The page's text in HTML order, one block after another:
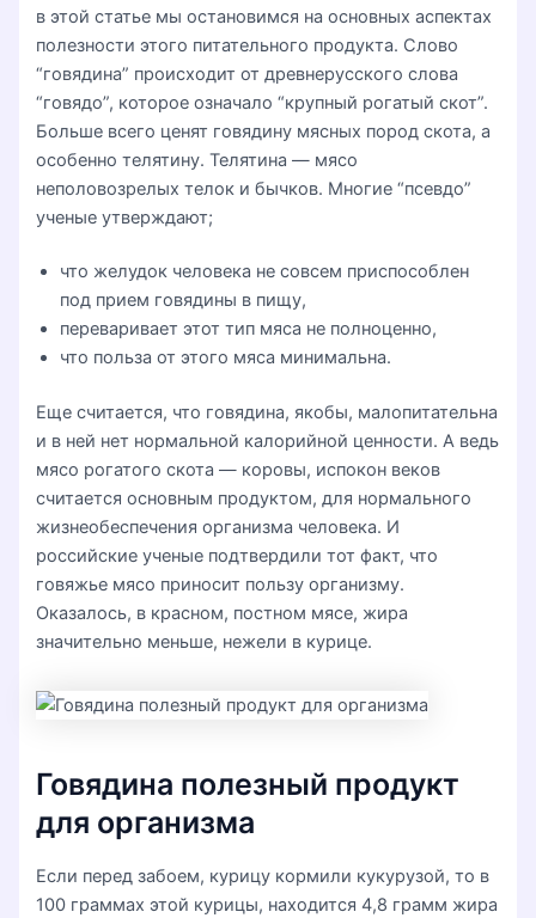
в этой статье мы остановимся на основных аспектах
полезности этого питательного продукта. Слово
“говядина” происходит от древнерусского слова
“говядо”, которое означало “крупный рогатый скот”.
Больше всего ценят говядину мясных пород скота, а
особенно телятину. Телятина — мясо
неполовозрелых телок и бычков. Многие “псевдо”
ученые утверждают;
что желудок человека не совсем приспособлен
под прием говядины в пищу,
переваривает этот тип мяса не полноценно,
что польза от этого мяса минимальна.
Еще считается, что говядина, якобы, малопитательна
и в ней нет нормальной калорийной ценности. А ведь
мясо рогатого скота — коровы, испокон веков
считается основным продуктом, для нормального
жизнеобеспечения организма человека. И
российские ученые подтвердили тот факт, что
говяжье мясо приносит пользу организму.
Оказалось, в красном, постном мясе, жира
значительно меньше, нежели в курице.
Говядина полезный продукт
для организма
Если перед забоем, курицу кормили кукурузой, то в
100 граммах этой курицы, находится 4,8 грамм жира